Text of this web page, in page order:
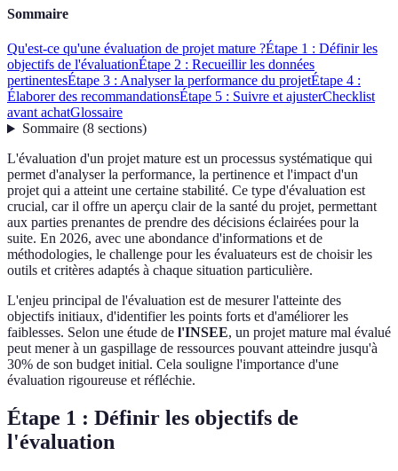
Sommaire
Qu'est-ce qu'une évaluation de projet mature ?Étape 1 : Définir les
objectifs de l'évaluationÉtape 2 : Recueillir les données
pertinentesÉtape 3 : Analyser la performance du projetÉtape 4 :
Élaborer des recommandationsÉtape 5 : Suivre et ajusterChecklist
avant achatGlossaire
Sommaire(8 sections)
L'évaluation d'un projet mature est un processus systématique qui
permet d'analyser la performance, la pertinence et l'impact d'un
projet qui a atteint une certaine stabilité. Ce type d'évaluation est
crucial, car il offre un aperçu clair de la santé du projet, permettant
aux parties prenantes de prendre des décisions éclairées pour la
suite. En 2026, avec une abondance d'informations et de
méthodologies, le challenge pour les évaluateurs est de choisir les
outils et critères adaptés à chaque situation particulière.
L'enjeu principal de l'évaluation est de mesurer l'atteinte des
objectifs initiaux, d'identifier les points forts et d'améliorer les
faiblesses. Selon une étude de l'INSEE, un projet mature mal évalué
peut mener à un gaspillage de ressources pouvant atteindre jusqu'à
30% de son budget initial. Cela souligne l'importance d'une
évaluation rigoureuse et réfléchie.
Étape 1 : Définir les objectifs de
l'évaluation